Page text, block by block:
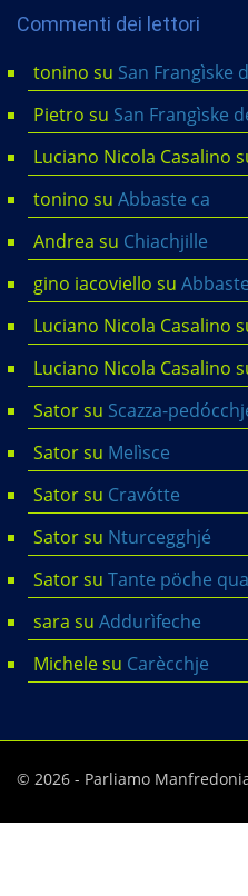
Commenti dei lettori
tonino su San Frangìske
Pietro su San Frangìske
Luciano Nicola Casalino
tonino su Abbaste ca
Andrea su Chiachjille
gino iacoviello su
Luciano Nicola Casalino
Luciano Nicola Casalino
Satorsu Scazza-
Satorsu Melìsce
Satorsu Cravótte
Satorsu Nturcegghjé
Satorsu Tante pöche
sara su Addurìfeche
Michelesu Carècchje
© 2026 - Parliamo